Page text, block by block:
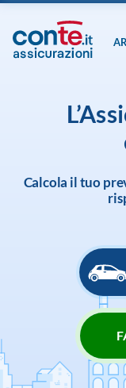
Calcola il tuo